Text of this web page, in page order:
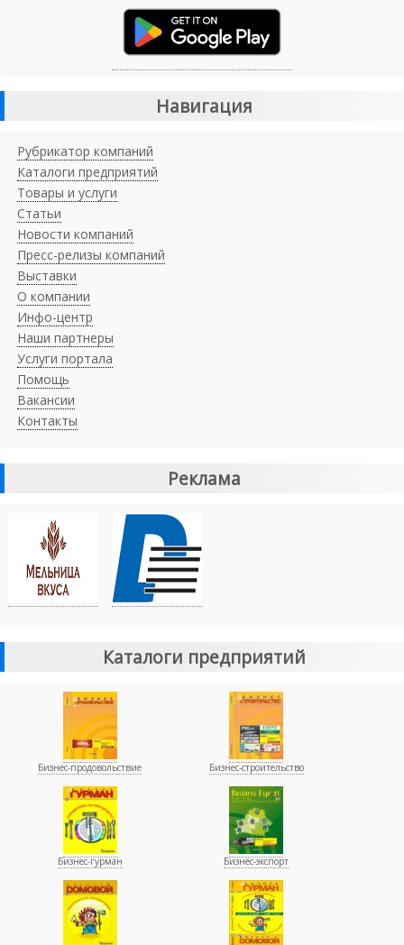
Навигация
Рубрикатор компаний
Каталоги предприятий
Товары и услуги
Статьи
Новости компаний
Пресс-релизы компаний
Выставки
О компании
Инфо-центр
Наши партнеры
Услуги портала
Помощь
Вакансии
Контакты
Реклама
Каталоги предприятий
Бизнес-продовольствие Бизнес-строительство
Бизнес-гурман Бизнес-экспорт